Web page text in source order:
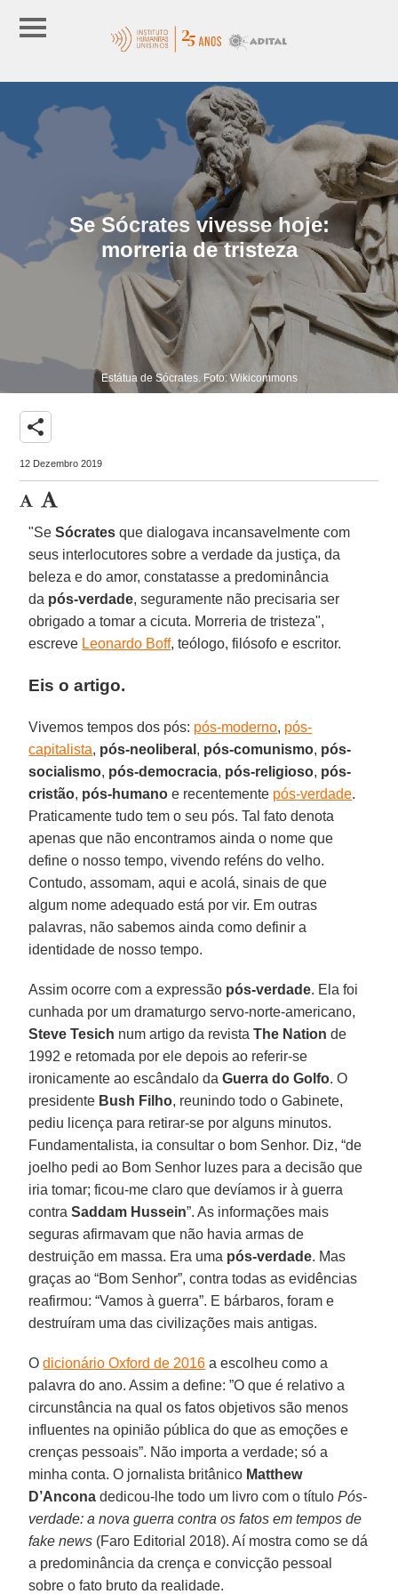
Se Sócrates vivesse hoje:
morreria de tristeza
Estátua de Sócrates. Foto: Wikicommons
share
12 Dezembro 2019
"SeSócrates que dialogava incansavelmente com
seus interlocutores sobre a verdade da justiça, da
beleza e do amor, constatasse a predominância
da pós-verdade, seguramente não precisaria ser
obrigado a tomar a cicuta. Morreria de tristeza",
escreve Leonardo Boff, teólogo, filósofo e escritor.
Eis o artigo.
Vivemos tempos dos pós: pós-moderno, pós-
capitalista, pós-neoliberal , pós-comunismo, pós-
socialismo, pós-democracia, pós-religioso, pós-
cristão, pós-humano e recentemente pós-verdade.
Praticamente tudo tem o seu pós. Tal fato denota
apenas que não encontramos ainda o nome que
define o nosso tempo, vivendo reféns do velho.
Contudo, assomam, aqui e acolá, sinais de que
algum nome adequado está por vir. Em outras
palavras, não sabemos ainda como definir a
identidade de nosso tempo.
Assim ocorre com a expressão pós-verdade. Ela foi
cunhada por um dramaturgo servo-norte-americano,
Steve Tesich num artigo da revistaThe Nation de
1992 e retomada por ele depois ao referir-se
ironicamente ao escândalo da Guerra do Golfo. O
presidente Bush Filho, reunindo todo o Gabinete,
pediu licença para retirar-se por alguns minutos.
Fundamentalista, ia consultar o bom Senhor. Diz, “de
joelho pedi ao Bom Senhor luzes para a decisão que
iria tomar; ficou-me claro que devíamos ir à guerra
contraSaddam Hussein”. As informações mais
seguras afirmavam que não havia armas de
destruição em massa. Era uma pós-verdade. Mas
graças ao “Bom Senhor”, contra todas as evidências
reafirmou: “Vamos à guerra”. E bárbaros, foram e
destruíram uma das civilizações mais antigas.
Odicionário Oxford de 2016 a escolheu como a
palavra do ano. Assim a define: ”O que é relativo a
circunstância na qual os fatos objetivos são menos
influentes na opinião pública do que as emoções e
crenças pessoais”. Não importa a verdade; só a
minha conta. O jornalista britânico Matthew
D’Ancona dedicou-lhe todo um livro com o títuloPós-
verdade: a nova guerra contra os fatos em tempos de
fake news (Faro Editorial 2018). Aí mostra como se dá
a predominância da crença e convicção pessoal
sobre o fato bruto da realidade.